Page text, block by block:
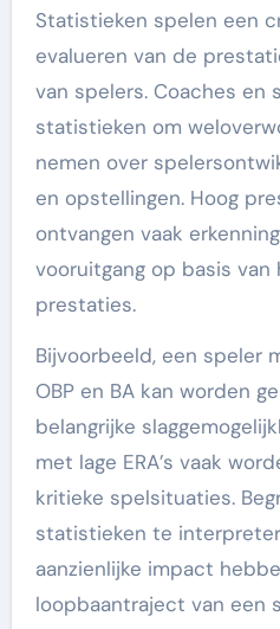
Statistieken spelen een
evalueren van de
van spelers. Coaches en
statistieken om
nemen over
en opstellingen. Hoog
ontvangen vaak
vooruitgang op basis
prestaties.
Bijvoorbeeld, een speler
OBP en BA kan worden
belangrijke
met lage ERA’s vaak
kritieke spelsituaties.
statistieken te
aanzienlijke impact
loopbaantraject van een